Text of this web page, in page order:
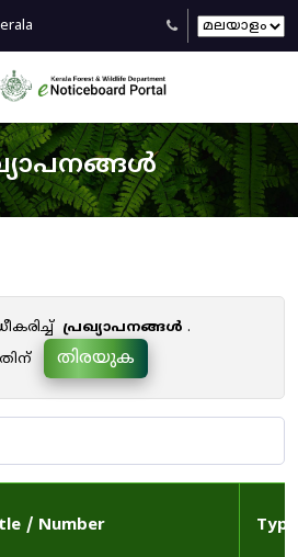
പ്രഖ്യാപനങ്ങൾ .
തിരയുക
/ Number Type